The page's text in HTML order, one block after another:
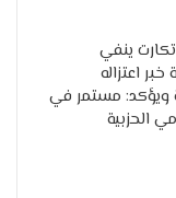
ينفي
خبر اعتزاله
ويؤكد: مستمر في
الحزبية